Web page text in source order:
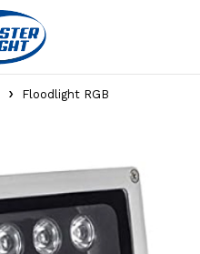
Floodlight RGB